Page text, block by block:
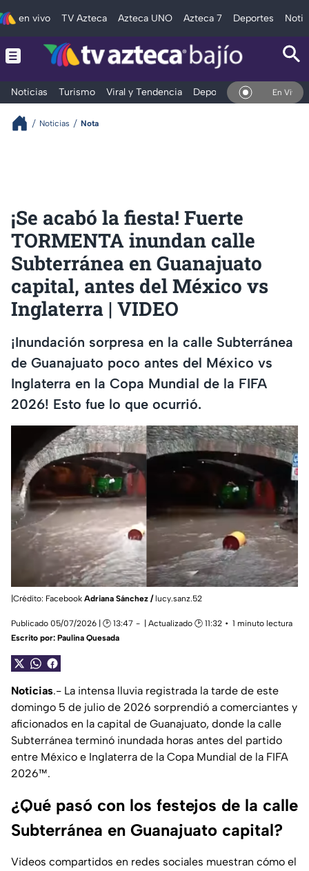
en vivo TV Azteca Azteca UNO Azteca 7 Deportes
Noticias Turismo Viral y Tendencia Deportes Espectáculos
En Vivo
Noticias Nota
¡Se acabó la fiesta! Fuerte
TORMENTA inundan calle
Subterránea en Guanajuato
capital, antes del México vs
Inglaterra | VIDEO
¡Inundación sorpresa en la calle Subterránea
de Guanajuato poco antes del México vs
Inglaterra en la Copa Mundial de la FIFA
2026! Esto fue lo que ocurrió.
|Crédito: Facebook Adriana Sánchez / lucy.sanz.52
Publicado 05/07/2026 | 🕑 13:47 | Actualizado 🕑 11:32
1 minuto lectura
Escrito por: Paulina Quesada
Noticias.- La intensa lluvia registrada la tarde de este
domingo 5 de julio de 2026 sorprendió a comerciantes y
aficionados en la capital de Guanajuato, donde la calle
Subterránea terminó inundada horas antes del partido
entre México e Inglaterra de la Copa Mundial de la FIFA
2026™.
¿Qué pasó con los festejos de la calle
Subterránea en Guanajuato capital?
Videos compartidos en redes sociales muestran cómo el